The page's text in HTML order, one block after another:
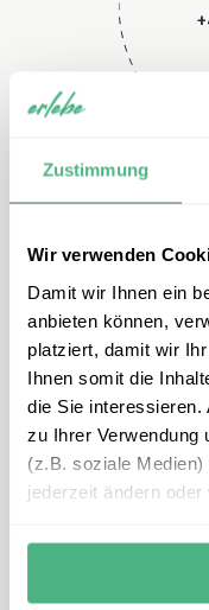
Zustimmung
Wir verwenden
Damit wir Ihnen ein
anbieten können,
platziert, damit wir
Ihnen somit die
die Sie interessieren.
zu Ihrer Verwendung
(z.B. soziale
jederzeit ändern oder